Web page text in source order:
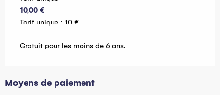
10,00 €
Tarif unique : 10 €.
Gratuit pour les moins de 6 ans.
Moyens de paiement